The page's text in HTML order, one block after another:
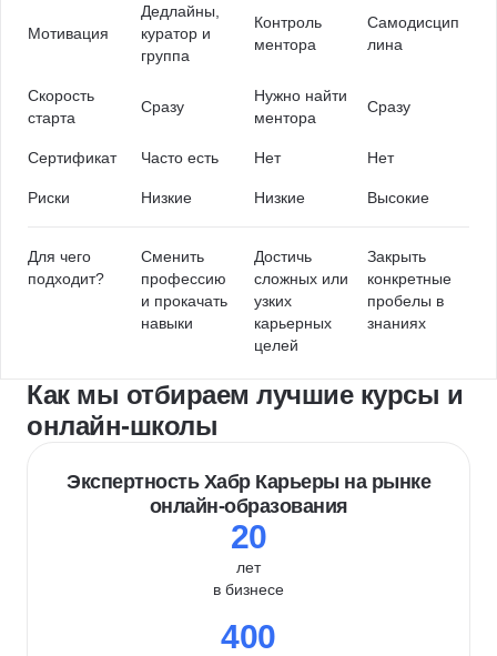
Мотивация
Дедлайны,
куратор и
группа
Контроль
ментора
Самодисцип
лина
Скорость
старта
Сразу
Нужно найти
ментора
Сразу
Сертификат Часто есть Нет Нет
Риски Низкие Низкие Высокие
Для чего
подходит?
Сменить
профессию
и прокачать
навыки
Достичь
сложных или
узких
карьерных
целей
Закрыть
конкретные
пробелы в
знаниях
Как мы отбираем лучшие курсы и
онлайн-школы
Экспертность Хабр Карьеры на рынке
онлайн-образования
20
лет
в бизнесе
400